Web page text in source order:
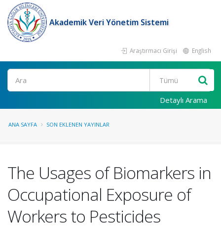
Akademik Veri Yönetim Sistemi
Araştırmacı Girişi English
Ara
Detaylı Arama
ANA SAYFA SON EKLENEN YAYINLAR
The Usages of Biomarkers in
Occupational Exposure of
Workers to Pesticides